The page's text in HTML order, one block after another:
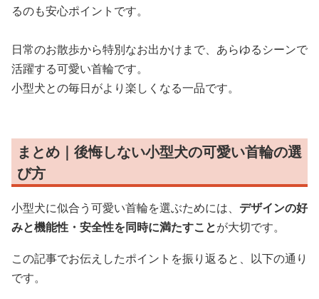
るのも安心ポイントです。
日常のお散歩から特別なお出かけまで、あらゆるシーンで
活躍する可愛い首輪です。
小型犬との毎日がより楽しくなる一品です。
まとめ｜後悔しない小型犬の可愛い首輪の選
び方
小型犬に似合う可愛い首輪を選ぶためには、 デザインの好
みと機能性・安全性を同時に満たすことが大切です。
この記事でお伝えしたポイントを振り返ると、以下の通り
です。